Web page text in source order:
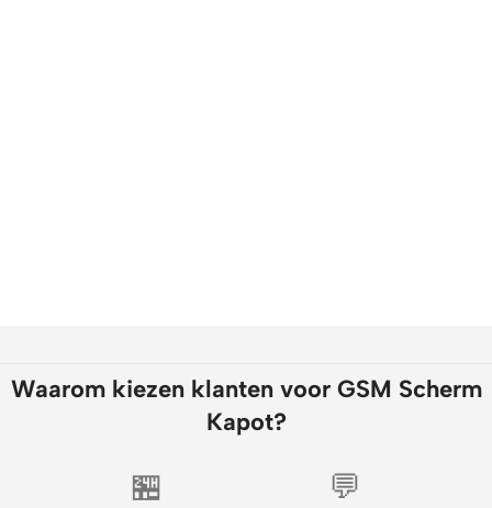
Waarom kiezen klanten voor GSM Scherm
Kapot?
🏪 💬